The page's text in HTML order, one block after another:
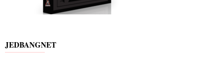
JEDBANGNET